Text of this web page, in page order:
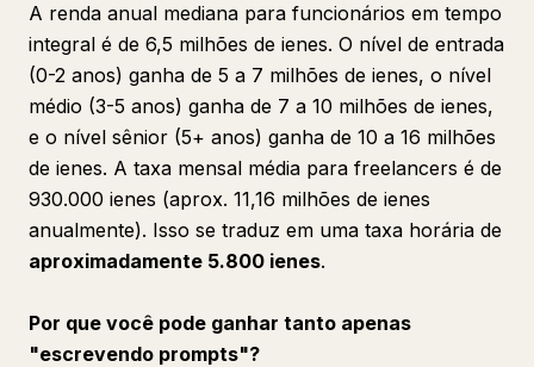
A renda anual mediana para funcionários em tempo
integral é de 6,5 milhões de ienes. O nível de entrada
(0-2 anos) ganha de 5 a 7 milhões de ienes, o nível
médio (3-5 anos) ganha de 7 a 10 milhões de ienes,
e o nível sênior (5+ anos) ganha de 10 a 16 milhões
de ienes. A taxa mensal média para freelancers é de
930.000 ienes (aprox. 11,16 milhões de ienes
anualmente). Isso se traduz em uma taxa horária de
aproximadamente 5.800 ienes.
Por que você pode ganhar tanto apenas
"escrevendo prompts"?